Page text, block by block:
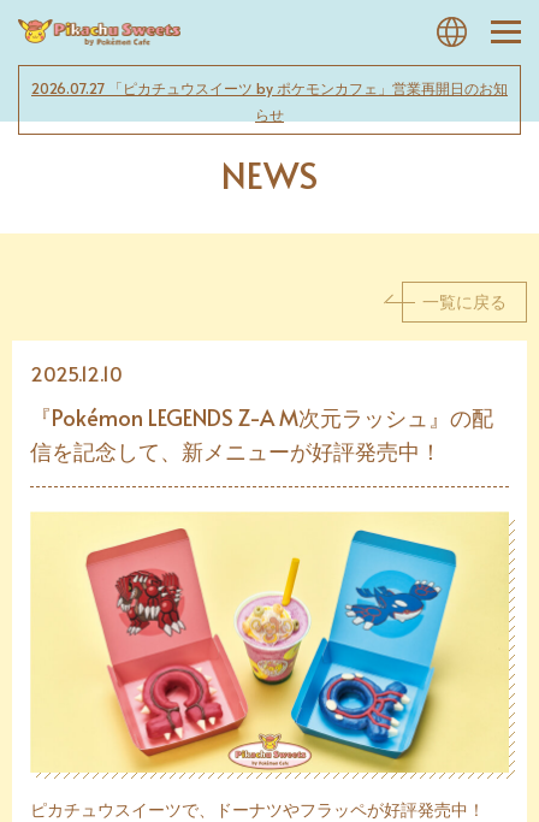
2026.07.27 「ピカチュウスイーツ by ポケモンカフェ」営業再開日のお知
らせ
NEWS
一覧に戻る
2025.12.10
『Pokémon LEGENDS Z-A M次元ラッシュ』の配
信を記念して、新メニューが好評発売中！
ピカチュウスイーツで、ドーナツやフラッペが好評発売中！